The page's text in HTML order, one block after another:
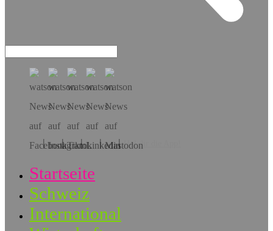
Hol dir die App!
Startseite
Schweiz
International